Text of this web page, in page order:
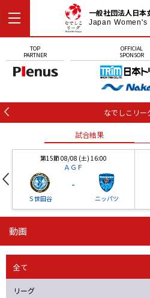
一般社団法人日本
Japan
TOP
PARTNER
OFFICIAL
SPONSOR
なでしこリー
試合結果
第15節 08/08 (土) 16:00
ＡＧＦ
Ｓ世田谷
-
ニッパツ
ニッパツ
ニッパツ 名古屋
動画
全て
リーグ